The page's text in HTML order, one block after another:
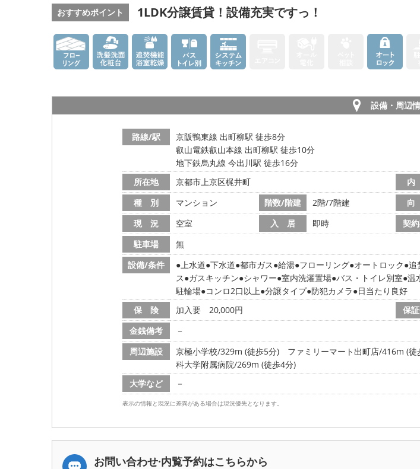
おすすめポイント 1LDK分譲賃貸！設備充実ですっ！
設備・周辺
路線/駅
京阪鴨東線 出町柳駅 徒歩8分
叡山電鉄叡山本線 出町柳駅 徒歩10分
地下鉄烏丸線 今出川駅 徒歩16分
所在地
京都市上京区梶井町 内
種 別
マンション 階数/階建 2階/7階建 向
現 況
空室 入 居 即時 契
駐車場
無
設備/条件
上水道 下水道 都市ガス 給湯 フローリング オートロック 追
ス ガスキッチン シャワー 室内洗濯置場 バス・トイレ別室 温
駐輪場 コンロ2口以上 分譲タイプ 防犯カメラ
日当たり良好
保 険
加入要 20,000円 保
金銭備考
－
周辺施設
京極小学校/329m (徒歩5分) ファミリーマート出町店/416m (徒
科大学附属病院/269m (徒歩4分)
大学など
－
表示の情報と現況に差異がある場合は現況優先となります。
お問い合わせ·内覧予約はこちらから